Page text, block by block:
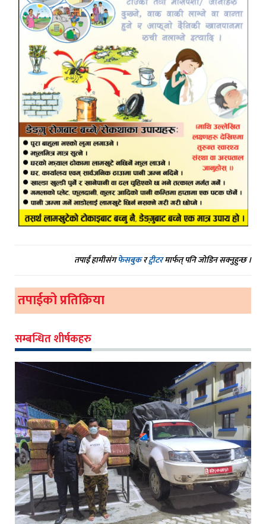
तपाईं हामीसंगफेसबुकरट्वीटरमार्फत् पनि जोडिन सक्नुहुन्छ ।
तपाईको प्रतिक्रिया
सम्बन्धित शीर्षकहरु